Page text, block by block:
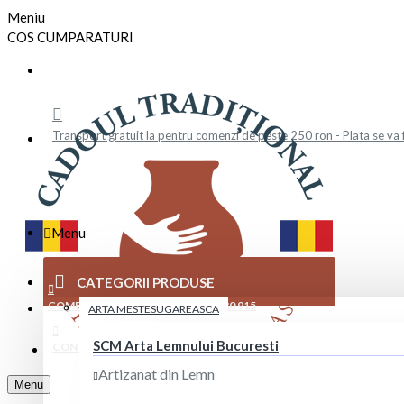
Meniu
COS CUMPARATURI
Transport gratuit la pentru comenzi de peste 250 ron - Plata se
Menu
CATEGORII PRODUSE
ARTA MESTESUGAREASCA
SCM Arta Lemnului Bucuresti
Artizanat din Lemn
COMENZI TELEFONICE: +40 729 880 915
CONTACT
Menu